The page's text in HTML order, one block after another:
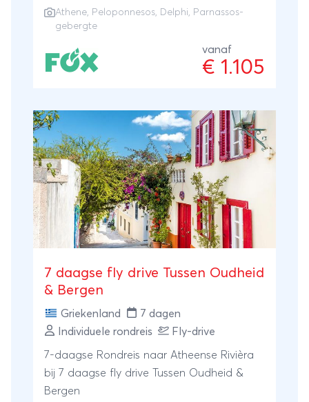
het legendarische Delphi, prachtig gelegen
gebergte. Laat je meevoeren langs
eeuwenoude steden en beroemde
vol afwisseling - van hoge bergtoppen en
diepe kloven tot verborgen baaien met
kristalhelder water.
Athene , Peloponnesos, Delphi, Parnassos-
gebergte
vanaf
€ 1.105
7 daagse fly drive Tussen Oudheid
& Bergen
Griekenland
7 dagen
Individuele rondreis
Fly-drive
7-daagse Rondreis naar Atheense Rivièra
bij 7 daagse fly drive Tussen Oudheid &
Bergen